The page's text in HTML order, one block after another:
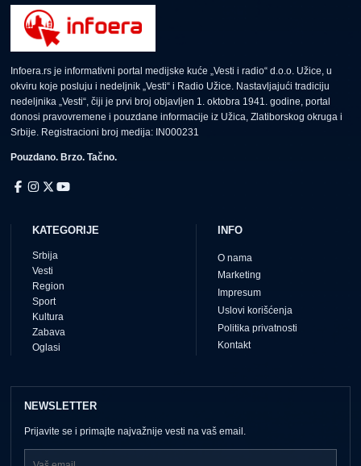
Infoera.rs je informativni portal medijske kuće „Vesti i radio“ d.o.o. Užice, u
okviru koje posluju i nedeljnik „Vesti“ i Radio Užice. Nastavljajući tradiciju
nedeljnika „Vesti“, čiji je prvi broj objavljen 1. oktobra 1941. godine, portal
donosi pravovremene i pouzdane informacije iz Užica, Zlatiborskog okruga i
Srbije. Registracioni broj medija: IN000231
Pouzdano. Brzo. Tačno.
KATEGORIJE
Srbija
Vesti
Region
Sport
Kultura
Zabava
Oglasi
INFO
O nama
Marketing
Impresum
Uslovi korišćenja
Politika privatnosti
Kontakt
NEWSLETTER
Prijavite se i primajte najvažnije vesti na vaš email.